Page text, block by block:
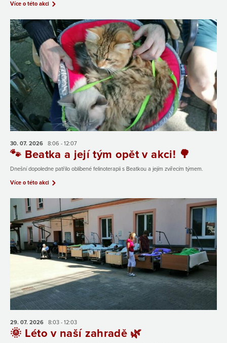
Více o této akci
30. 07. 2026 8:06 - 12:07
🐾 Beatka a její tým opět v akci! 🌳
Dnešní dopoledne patřilo oblíbené felinoterapii s Beatkou a jejím zvířecím týmem.
Více o této akci
29. 07. 2026 8:03 - 12:03
🌞 Léto v naší zahradě 🌿